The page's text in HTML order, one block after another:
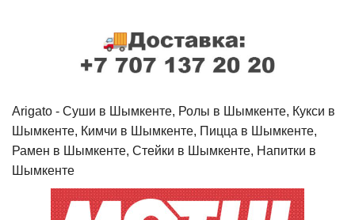
Arigato - Cуши в Шымкенте, Ролы в Шымкенте, Кукси в
Шымкенте, Кимчи в Шымкенте, Пицца в Шымкенте,
Рамен в Шымкенте, Стейки в Шымкенте, Напитки в
Шымкенте